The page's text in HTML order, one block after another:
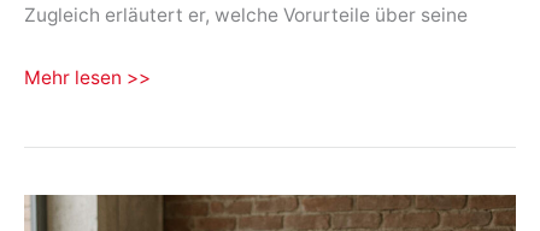
Zugleich erläutert er, welche Vorurteile über seine
Interview
Jarno
im
Mehr lesen >>